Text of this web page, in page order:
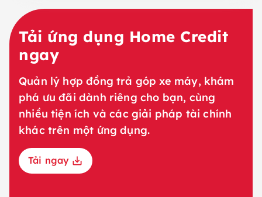
Tải ứng dụng Home Credit
ngay
Quản lý hợp đồng trả góp xe máy, khám
phá ưu đãi dành riêng cho bạn, cùng
nhiều tiện ích và các giải pháp tài chính
khác trên một ứng dụng.
Tải ngay